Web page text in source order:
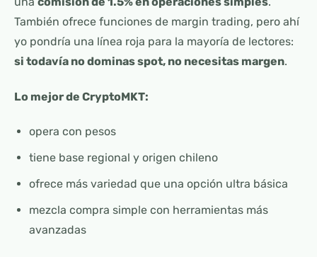
También ofrece funciones de margin trading, pero ahí
yo pondría una línea roja para la mayoría de lectores:
si todavía no dominas spot, no necesitas margen.
Lo mejor de CryptoMKT:
opera con pesos
tiene base regional y origen chileno
ofrece más variedad que una opción ultra básica
mezcla compra simple con herramientas más
avanzadas